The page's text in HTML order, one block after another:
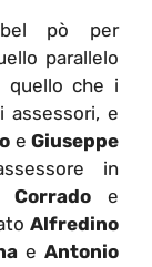
pò per
parallelo
quello che i
assessori, e
eGiuseppe
in
Corradoe
Alfredino
eAntonio